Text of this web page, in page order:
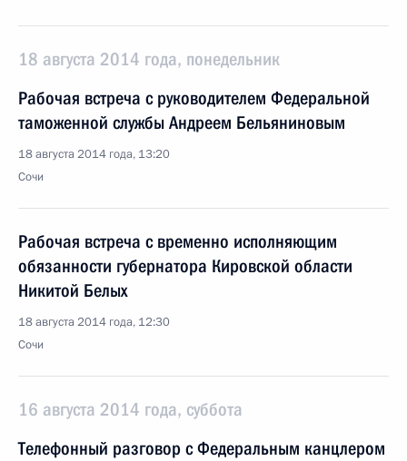
18 августа 2014 года, понедельник
Рабочая встреча с руководителем Федеральной
таможенной службы Андреем Бельяниновым
18 августа 2014 года, 13:20
Сочи
Рабочая встреча с временно исполняющим
обязанности губернатора Кировской области
Никитой Белых
18 августа 2014 года, 12:30
Сочи
16 августа 2014 года, суббота
Телефонный разговор с Федеральным канцлером